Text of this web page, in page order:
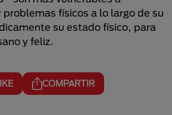
físicos a lo largo de su
su estado físico, para
y feliz.
COMPARTIR